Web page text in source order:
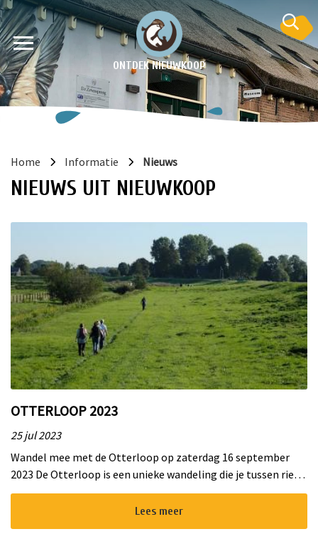
ONTDEK NIEUWKOOP
Home Informatie Nieuws
NIEUWS UIT NIEUWKOOP
OTTERLOOP 2023
25 jul 2023
Wandel mee met de Otterloop op zaterdag 16 september
2023 De Otterloop is een unieke wandeling die je tussen riet
en water, door weiden en over dijken brengt. Rotaryclub
Lees meer